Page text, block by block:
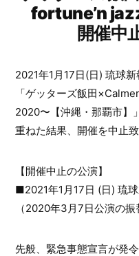
fortune’n
開催中
2021年1月17日(日) 琉球
「ゲッターズ飯田
2020〜【沖縄・那覇市】
重ねた結果、開催を中止致
【開催中止の公演】
■2021年1月17日 (日) 琉
（2020年3月7日公演の振
先般、緊急事態宣言が発